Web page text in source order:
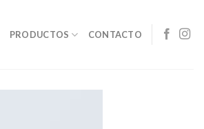
PRODUCTOS CONTACTO